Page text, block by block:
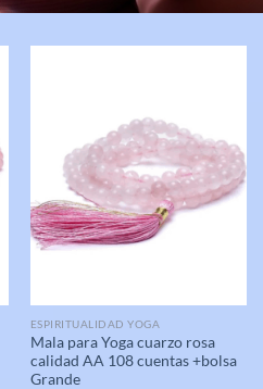
ESPIRITUALIDAD YOGA
Mala para Yoga cuarzo rosa
calidad AA 108 cuentas +bolsa
Grande